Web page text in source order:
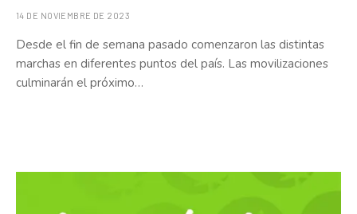
14 DE NOVIEMBRE DE 2023
Desde el fin de semana pasado comenzaron las distintas
marchas en diferentes puntos del país. Las movilizaciones
culminarán el próximo…